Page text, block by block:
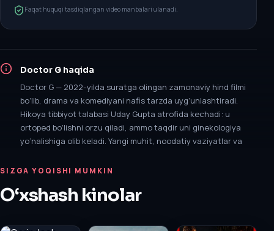
Faqat huquqi tasdiqlangan video manbalari ulanadi.
Doctor G haqida
Doctor G — 2022-yilda suratga olingan zamonaviy hind filmi
bo‘lib, drama va komediyani nafis tarzda uyg‘unlashtiradi.
Hikoya tibbiyot talabasi Uday Gupta atrofida kechadi: u
ortoped bo‘lishni orzu qiladi, ammo taqdir uni ginekologiya
yo‘nalishiga olib keladi. Yangi muhit, noodatiy vaziyatlar va
SIZGA YOQISHI MUMKIN
O‘xshash kinolar